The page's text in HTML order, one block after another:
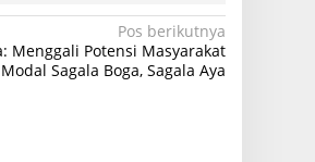
Pos berikutnya
Menggali Potensi Masyarakat
Sagala Boga, Sagala Aya